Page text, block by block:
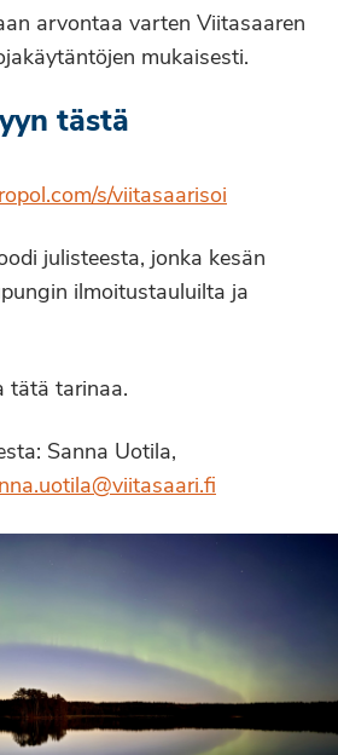
arvontaa varten Viitasaaren
mukaisesti.
tästä
s/viitasaarisoi
julisteesta, jonka kesän
ilmoitustauluilta ja
tätä tarinaa.
Sanna Uotila,